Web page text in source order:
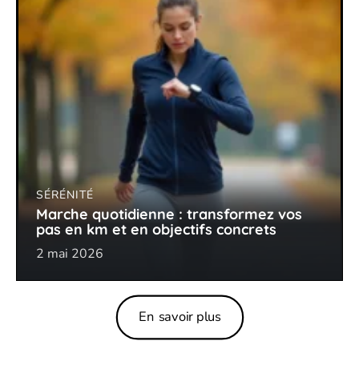
SÉRÉNITÉ
Marche quotidienne : transformez vos
pas en km et en objectifs concrets
2 mai 2026
En savoir plus